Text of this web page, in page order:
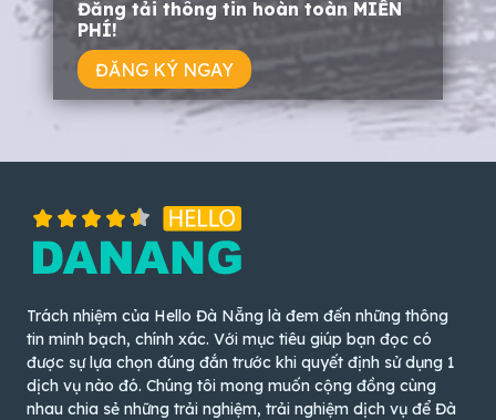
Đăng tải thông tin hoàn toàn MIỄN
PHÍ!
ĐĂNG KÝ NGAY
Trách nhiệm của Hello Đà Nẵng là đem đến những thông
tin minh bạch, chính xác. Với mục tiêu giúp bạn đọc có
được sự lựa chọn đúng đắn trước khi quyết định sử dụng 1
dịch vụ nào đó. Chúng tôi mong muốn cộng đồng cùng
nhau chia sẻ những trải nghiệm, trải nghiệm dịch vụ để Đà